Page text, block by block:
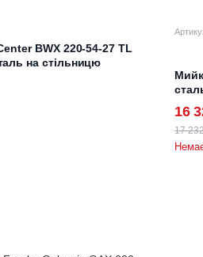
BWX 220-54-27 TL
на стільницю
17
16